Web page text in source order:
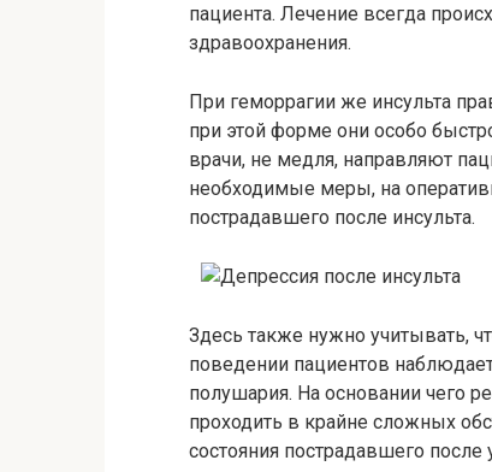
пациента. Лечение всегда
здравоохранения.
При геморрагии же инсульта
при этой форме они особо
врачи, не медля, направляют
необходимые меры, на
пострадавшего после инсульта.
Здесь также нужно учитывать,
поведении пациентов
полушария. На основании чего
проходить в крайне сложных
состояния пострадавшего